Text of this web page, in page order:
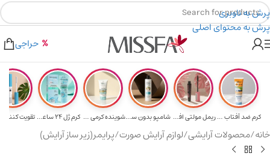
پرش به ناوبری
پرش به محتوای اصلی
۲٪ تخفیف روی سبد خرید برای روش کارت به کارت
هدیه برای خرید های بالای ۵ میلیون تومن
حراجی
کرم ضد آفتاب حا... ریمل مولتی افکت... شامپو بدون سولف... شوینده کرمی صور... کرم ژل ۲۴ ساعته... تقویت‌ کننده
خانه/محصولات آرایشی/لوازم آرایش صورت/پرایمر(زیر ساز آرایش)